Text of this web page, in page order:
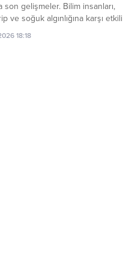
son gelişmeler. Bilim insanları,
ve soğuk algınlığına karşı etkili
geliştirdi. Bu yenilik, salgınlarla
önemli bir adım olabilir.
18:18